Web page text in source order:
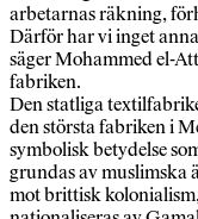
arbetarnas räkning,
Därför har vi inget
säger Mohammed el-
fabriken.
Den statliga
den största fabriken i
symbolisk betydelse
grundas av muslimska
mot brittisk